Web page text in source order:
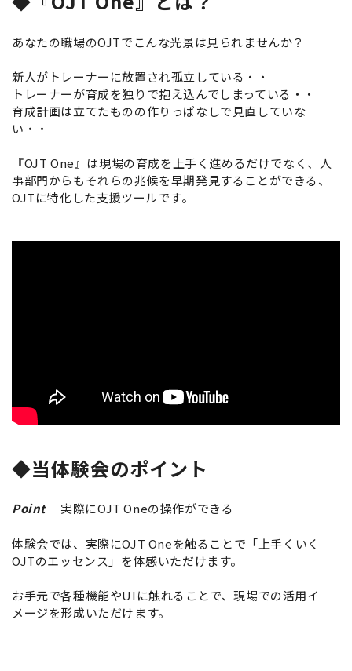
あなたの職場のOJTでこんな光景は見られませんか？
新人がトレーナーに放置され孤立している・・
トレーナーが育成を独りで抱え込んでしまっている・・
育成計画は立てたものの作りっぱなしで見直していな
い・・
『OJT One』は現場の育成を上手く進めるだけでなく、人
事部門からもそれらの兆候を早期発見することができる、
OJTに特化した支援ツールです。
◆当体験会のポイン ト
Point 実際にOJT Oneの操作ができる
体験会では、実際にOJT Oneを触ることで「上手くいく
OJTのエッセンス」を体感いただけます。
お手元で各種機能やUIに触れることで、現場での活用イ
メージを形成いただけます。